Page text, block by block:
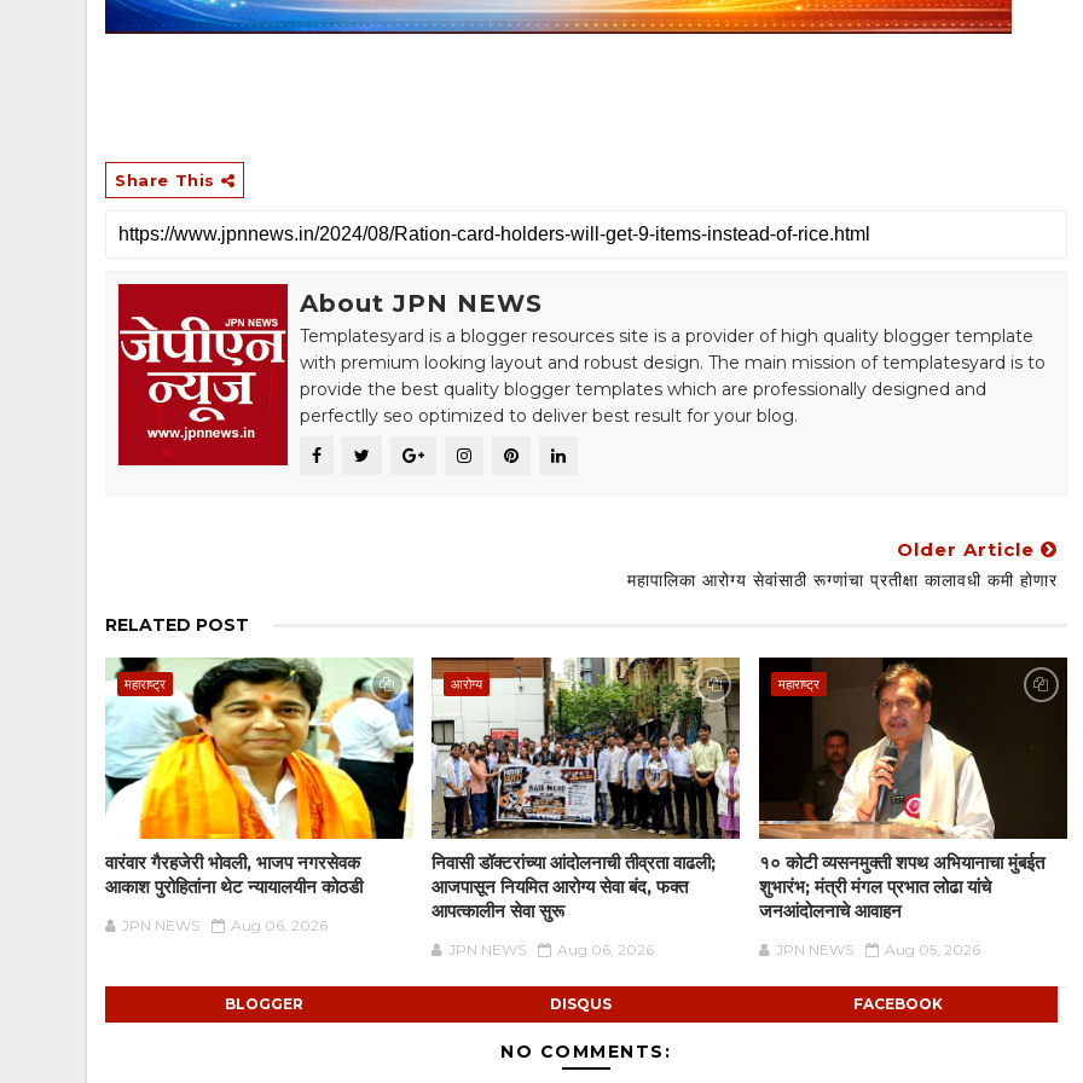
Share This
About JPN NEWS
Templatesyard is a blogger resources site is a provider of high quality blogger template
with premium looking layout and robust design. The main mission of templatesyard is to
provide the best quality blogger templates which are professionally designed and
perfectlly seo optimized to deliver best result for your blog.
Older Article
महापालिका आरोग्य सेवांसाठी रूग्णांचा प्रतीक्षा कालावधी कमी होणार
RELATED POST
महाराष्ट्र
वारंवार गैरहजेरी भोवली, भाजप नगरसेवक
आकाश पुरोहितांना थेट न्यायालयीन कोठडी
JPN NEWS Aug 06, 2026
आरोग्य
निवासी डॉक्टरांच्या आंदोलनाची तीव्रता वाढली;
आजपासून नियमित आरोग्य सेवा बंद, फक्त
आपत्कालीन सेवा सुरू
JPN NEWS Aug 06, 2026
महाराष्ट्र
१० कोटी व्यसनमुक्ती शपथ अभियानाचा मुंबईत
शुभारंभ; मंत्री मंगल प्रभात लोढा यांचे
जनआंदोलनाचे आवाहन
JPN NEWS Aug 05, 2026
BLOGGER DISQUS FACEBOOK
NO COMMENTS: